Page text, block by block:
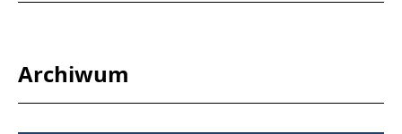
Archiwum